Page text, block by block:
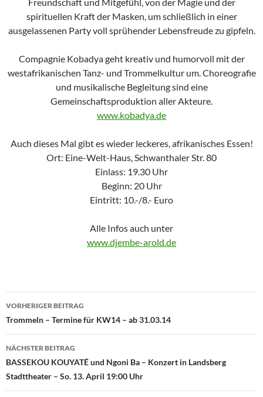
spirituellen Kraft der Masken, um schließlich in einer
ausgelassenen Party voll sprühender Lebensfreude zu gipfeln.
Compagnie Kobadya geht kreativ und humorvoll mit der
westafrikanischen Tanz- und Trommelkultur um. Choreografie
und musikalische Begleitung sind eine
Gemeinschaftsproduktion aller Akteure.
www.kobadya.de
Auch dieses Mal gibt es wieder leckeres, afrikanisches Essen!
Ort: Eine-Welt-Haus, Schwanthaler Str. 80
Einlass: 19.30 Uhr
Beginn: 20 Uhr
Eintritt: 10.-/8.- Euro
Alle Infos auch unter
www.djembe-arold.de
Beitragsnavigation
VORHERIGER BEITRAG
Trommeln – Termine für KW14 – ab 31.03.14
NÄCHSTER BEITRAG
BASSEKOU KOUYATÉ und Ngoni Ba – Konzert in Landsberg
Stadttheater – So. 13. April 19:00 Uhr